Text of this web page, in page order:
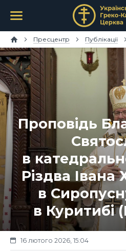
Пресцентр Публікації
Проповідь
в
Різдва Івана
в
в Куритибі
16 лютого 2026, 15:04